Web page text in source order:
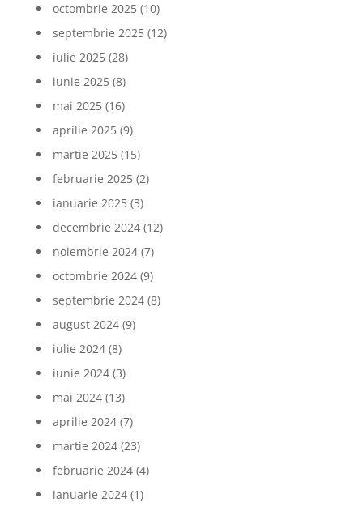
octombrie 2025(10)
septembrie 2025(12)
iulie 2025(28)
iunie 2025(8)
mai 2025(16)
aprilie 2025(9)
martie 2025(15)
februarie 2025(2)
ianuarie 2025(3)
decembrie 2024(12)
noiembrie 2024(7)
octombrie 2024(9)
septembrie 2024(8)
august 2024(9)
iulie 2024(8)
iunie 2024(3)
mai 2024(13)
aprilie 2024(7)
martie 2024(23)
februarie 2024(4)
ianuarie 2024(1)